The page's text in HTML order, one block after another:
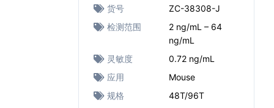
货号
ZC-38308-J
检测范围
2 ng/mL – 64
ng/mL
灵敏度
0.72 ng/mL
应用
Mouse
规格
48T/96T